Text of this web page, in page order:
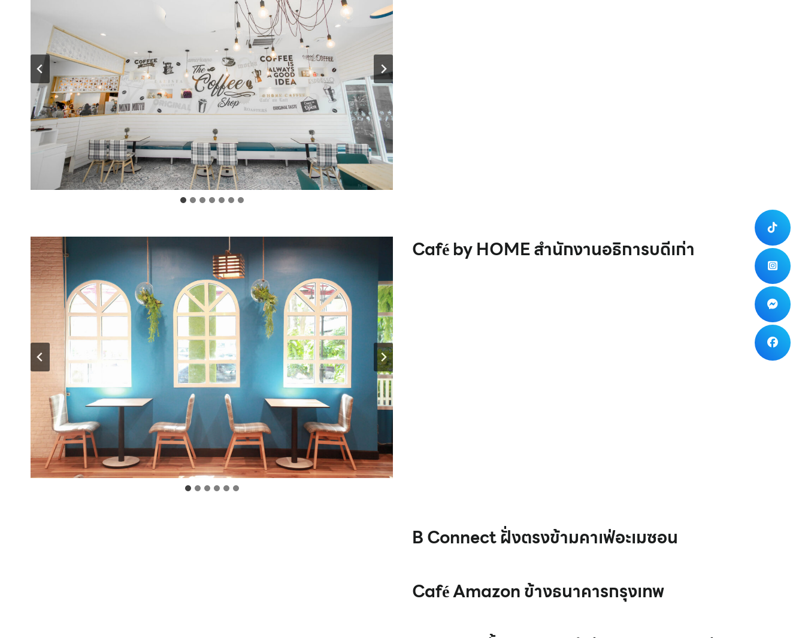
Café by HOME สำนักงานอธิการบดีเก่า
B Connect ฝั่งตรงข้ามคาเฟ่อะเมซอน
Café Amazon ข้างธนาคารกรุงเทพ